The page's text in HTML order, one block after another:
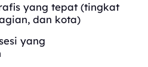
yang tepat (tingkat
dan kota)
yang